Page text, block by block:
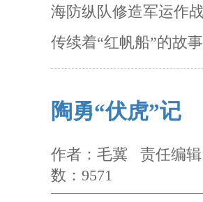
海防纵队修造军运作
传续着“红帆船”的故
陶勇“伏虎”记
作者：毛冀 责任编
数：9571